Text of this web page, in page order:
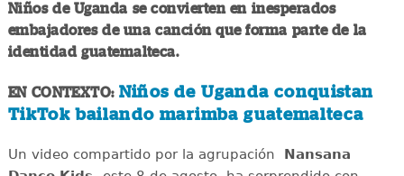
Niños de Uganda se convierten en inesperados
embajadores de una canción que forma parte de la
identidad guatemalteca.
EN CONTEXTO: Niños de Uganda conquistan
TikTok bailando marimba guatemalteca
Un video compartido por la agrupación Nansana